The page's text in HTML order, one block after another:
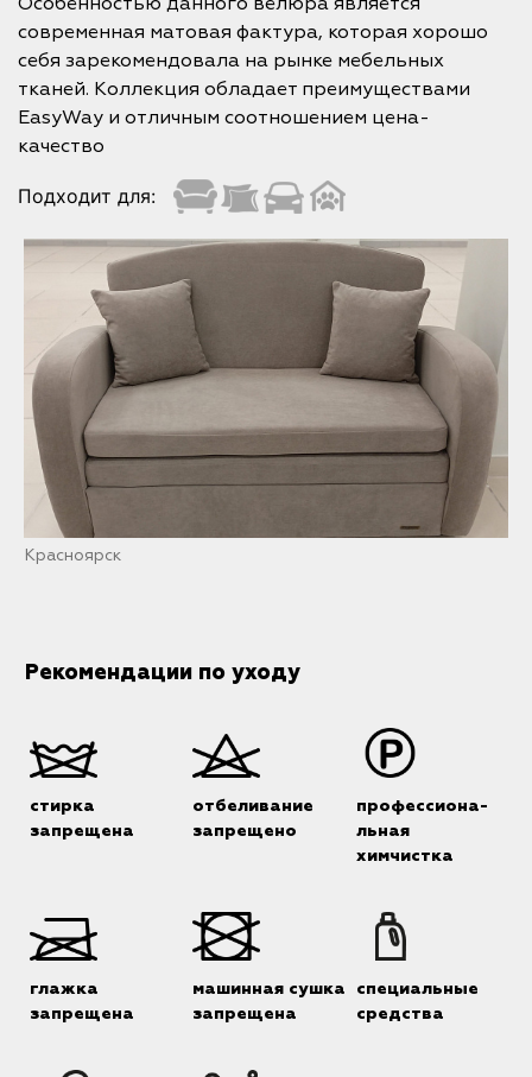
современная матовая фактура, которая хорошо
себя зарекомендовала на рынке мебельных
тканей. Коллекция обладает преимуществами
EasyWay и отличным соотношением цена-
качество
Подходит для:
Красноярск
Рекомендации по уходу
стирка
запрещена
отбеливание
запрещено
профессиона-
льная
химчистка
глажка
запрещена
машинная сушка
запрещена
специальные
средства